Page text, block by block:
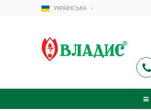
УКРАЇНСЬКА